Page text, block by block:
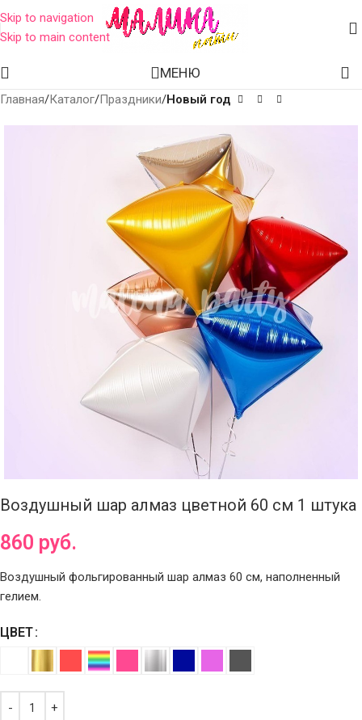
Skip to navigation
Skip to main content
МЕНЮ
Главная Каталог Праздники Новый год
Воздушный шар алмаз цветной 60 см 1 штука
860 руб.
Воздушный фольгированный шар алмаз 60 см, наполненный
гелием.
ЦВЕТ